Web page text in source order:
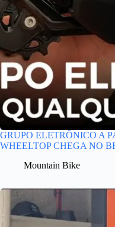
GRUPO ELETRÔNICO A
WHEELTOP CHEGA NO
Mountain Bike